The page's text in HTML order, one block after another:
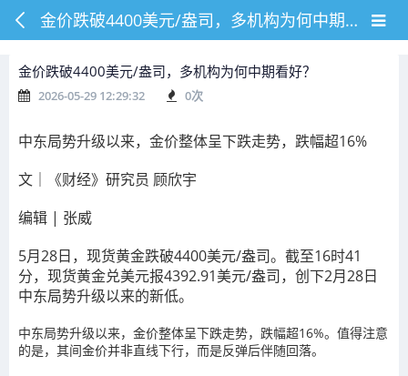
金价跌破4400美元/盎司，多机构为何中期看好？
金价跌破4400美元/盎司，多机构为何中期看好？
2026-05-29 12:29:32 0次
中东局势升级以来，金价整体呈下跌走势，跌幅超16%
文｜《财经》研究员 顾欣宇
编辑 | 张威
5月28日，现货黄金跌破4400美元/盎司。截至16时41
分，现货黄金兑美元报4392.91美元/盎司，创下2月28日
中东局势升级以来的新低。
中东局势升级以来，金价整体呈下跌走势，跌幅超16%。值得注意
的是，其间金价并非直线下行，而是反弹后伴随回落。